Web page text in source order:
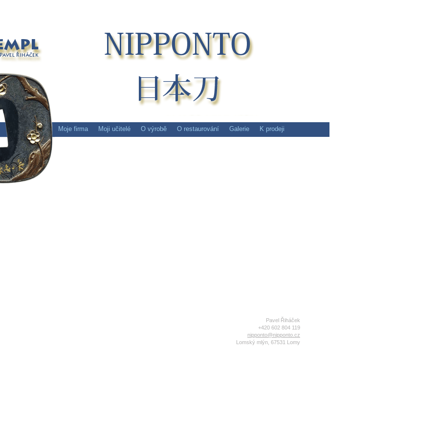
Moje firma Moji učitelé O výrobě O restaurování Galerie K prodeji
Pavel Řiháček
+420 602 804 119
nipponto@nipponto.cz
Lomský mlýn, 67531 Lomy